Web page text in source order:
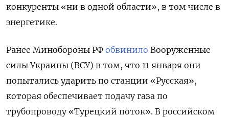
конкуренты «ни в одной области», в том числе в
энергетике.
Ранее Минобороны РФ обвинило Вооруженные
силы Украины (ВСУ) в том, что 11 января они
попытались ударить по станции «Русская»,
которая обеспечивает подачу газа по
трубопроводу «Турецкий поток». В российском